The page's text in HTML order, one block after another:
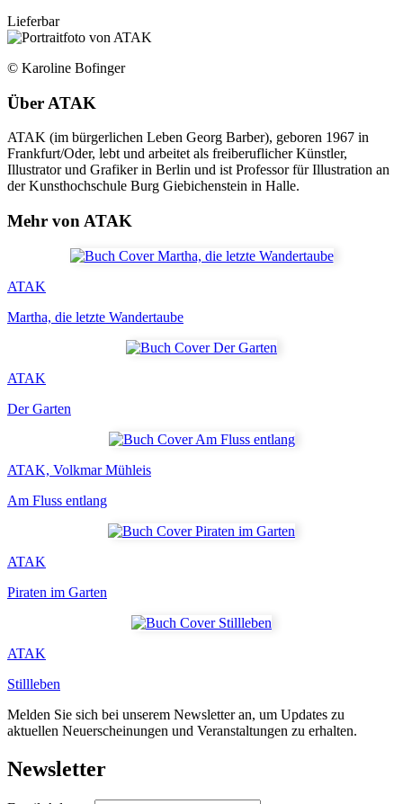
Lieferbar
© Karoline Bofinger
Über ATAK
ATAK (im bürgerlichen Leben Georg Barber), geboren 1967 in
Frankfurt/Oder, lebt und arbeitet als freiberuflicher Künstler,
Illustrator und Grafiker in Berlin und ist Professor für Illustration an
der Kunsthochschule Burg Giebichenstein in Halle.
Mehr von ATAK
ATAK
Martha, die letzte Wandertaube
ATAK
Der Garten
ATAK, Volkmar Mühleis
Am Fluss entlang
ATAK
Piraten im Garten
ATAK
Stillleben
Melden Sie sich bei unserem Newsletter an, um Updates zu
aktuellen Neuerscheinungen und Veranstaltungen zu erhalten.
Newsletter